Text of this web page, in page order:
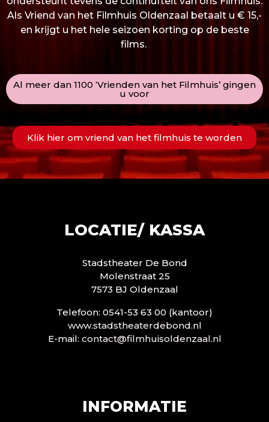
Als Vriend van het Filmhuis Oldenzaal betaalt u € 15,-
en krijgt u het hele seizoen korting op de beste
films.
Al meer dan 1100 ‘Vrienden van het Filmhuis’ gingen
u voor
Klik hier om vriend van het filmhuis te worden
LOCATIE/ KASSA
Stadstheater De Bond
Molenstraat 25
7573 BJ Oldenzaal
Telefoon: 0541-53 63 00 (kantoor)
www.stadstheaterdebond.nl
E-mail: contact@filmhuisoldenzaal.nl
INFORMATIE